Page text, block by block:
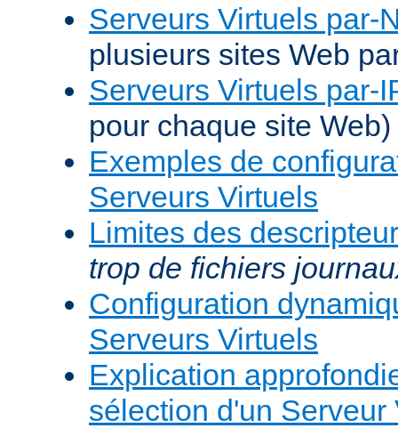
Serveurs Virtuels par-
plusieurs sites Web
Serveurs Virtuels par-
pour chaque site Web)
Exemples de
Serveurs Virtuels
Limites des
trop de fichiers
Configuration
Serveurs Virtuels
Explication
sélection d'un Serveur